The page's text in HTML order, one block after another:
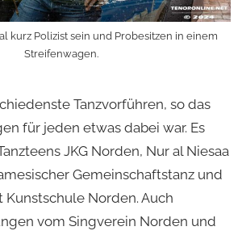
kurz Polizist sein und Probesitzen in einem
Streifenwagen.
Tanzvorführen, so das
für jeden etwas dabei war. Es
JKG Norden, Nur al Niesaa
Gemeinschaftstanz und
Kunstschule Norden. Auch
vom Singverein Norden und